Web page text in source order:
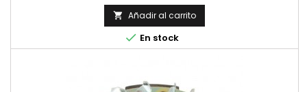
 Añadir al carrito
 En stock